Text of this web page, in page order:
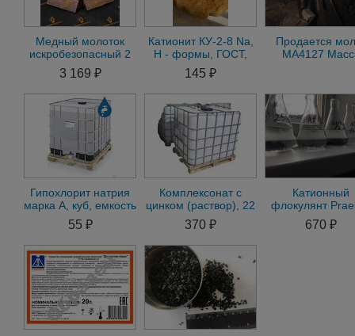
Медный молоток
искробезопасный 2
кг (2000гр) с
деревянной ручкой
3 169 ₽
Катионит КУ-2-8 Na,
H - формы, ГОСТ,
высший сорт, меш.
20 кг
145 ₽
Продается
МА4127
Гипохлорит натрия
марка А, куб, емкость
1000 л (1270 кг)
55 ₽
Комплексонат с
цинком (раствор), 22
кг
370 ₽
Катионный
флокулянт
853 BC
меш. 25 кг
670 ₽